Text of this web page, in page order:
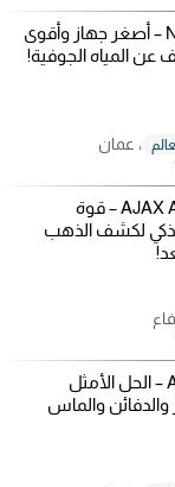
???? NAVVY – أصغر جهاز وأقوى
عن المياه الجوفية!
، عمان
???? AJAX ALPHA – قوة
لكشف الذهب
✨ جهاز Adroit – الحل الأمثل
والماس